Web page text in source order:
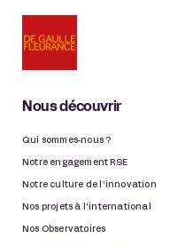
Nous découvrir
Qui sommes-nous ?
Notre engagement RSE
Notre culture de l’innovation
Nos projets à l’international
Nos Observatoires